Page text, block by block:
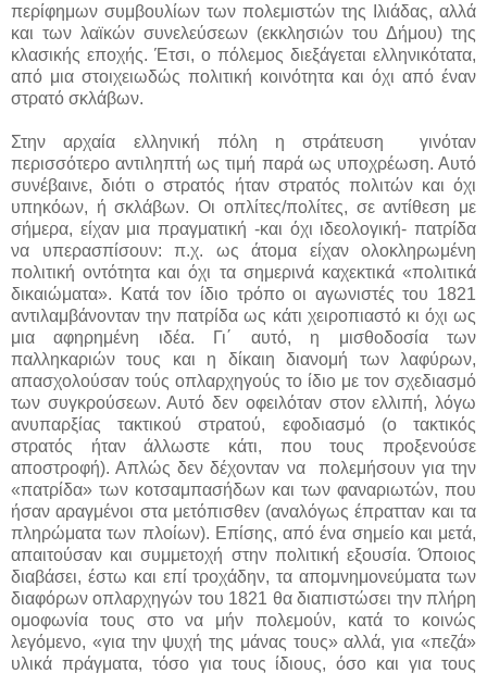
περίφημων συμβουλίων των πολεμιστών της Ιλιάδας, αλλά
και των λαϊκών συνελεύσεων (εκκλησιών του Δήμου) της
κλασικής εποχής. Έτσι, ο πόλεμος διεξάγεται ελληνικότατα,
από μια στοιχειωδώς πολιτική κοινότητα και όχι από έναν
στρατό σκλάβων.
Στην αρχαία ελληνική πόλη η στράτευση γινόταν
περισσότερο αντιληπτή ως τιμή παρά ως υποχρέωση. Αυτό
συνέβαινε, διότι ο στρατός ήταν στρατός πολιτών και όχι
υπηκόων, ή σκλάβων. Οι οπλίτες/πολίτες, σε αντίθεση με
σήμερα, είχαν μια πραγματική -και όχι ιδεολογική- πατρίδα
να υπερασπίσουν: π.χ. ως άτομα είχαν ολοκληρωμένη
πολιτική οντότητα και όχι τα σημερινά καχεκτικά «πολιτικά
δικαιώματα». Κατά τον ίδιο τρόπο οι αγωνιστές του 1821
αντιλαμβάνονταν την πατρίδα ως κάτι χειροπιαστό κι όχι ως
μια αφηρημένη ιδέα. Γι΄ αυτό, η μισθοδοσία των
παλληκαριών τους και η δίκαιη διανομή των λαφύρων,
απασχολούσαν τούς οπλαρχηγούς το ίδιο με τον σχεδιασμό
των συγκρούσεων. Αυτό δεν οφειλόταν στον ελλιπή, λόγω
ανυπαρξίας τακτικού στρατού, εφοδιασμό (ο τακτικός
στρατός ήταν άλλωστε κάτι, που τους προξενούσε
αποστροφή). Απλώς δεν δέχονταν να πολεμήσουν για την
«πατρίδα» των κοτσαμπασήδων και των φαναριωτών, που
ήσαν αραγμένοι στα μετόπισθεν (αναλόγως έπρατταν και τα
πληρώματα των πλοίων). Επίσης, από ένα σημείο και μετά,
απαιτούσαν και συμμετοχή στην πολιτική εξουσία. Όποιος
διαβάσει, έστω και επί τροχάδην, τα απομνημονεύματα των
διαφόρων οπλαρχηγών του 1821 θα διαπιστώσει την πλήρη
ομοφωνία τους στο να μήν πολεμούν, κατά το κοινώς
λεγόμενο, «για την ψυχή της μάνας τους» αλλά, για «πεζά»
υλικά πράγματα, τόσο για τους ίδιους, όσο και για τους